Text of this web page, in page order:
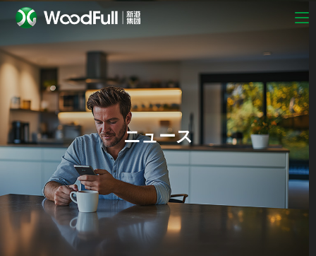
ニュース